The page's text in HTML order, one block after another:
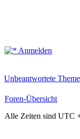
Anmelden
Unbeantwortete
Foren-Übersicht
Alle Zeiten sind UTC